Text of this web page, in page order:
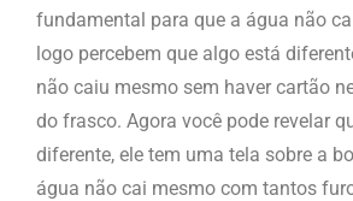
fundamental para que a água não
logo percebem que algo está
não caiu mesmo sem haver cartão
do frasco. Agora você pode revelar
diferente, ele tem uma tela sobre a
água não cai mesmo com tantos